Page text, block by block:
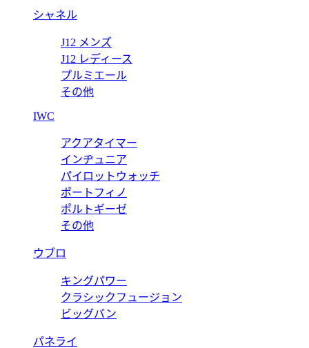
シャネル
J12 メンズ
J12 レディース
プルミエール
その他
IWC
アクアタイマー
インヂュニア
パイロットウォッチ
ポートフィノ
ポルトギーゼ
その他
ウブロ
キングパワー
クラシックフュージョン
ビッグバン
パネライ